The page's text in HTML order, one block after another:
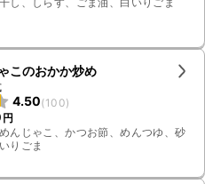
このおかか炒め
4.50(100)
円
んじゃこ、かつお節、めんつゆ、砂
りごま